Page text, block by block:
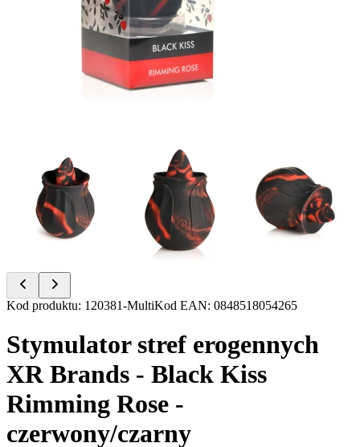
Item
of
17
Kod produktu: 120381-MultiKod EAN: 0848518054265
Stymulator stref erogennych
XR Brands - Black Kiss
Rimming Rose -
czerwony/czarny